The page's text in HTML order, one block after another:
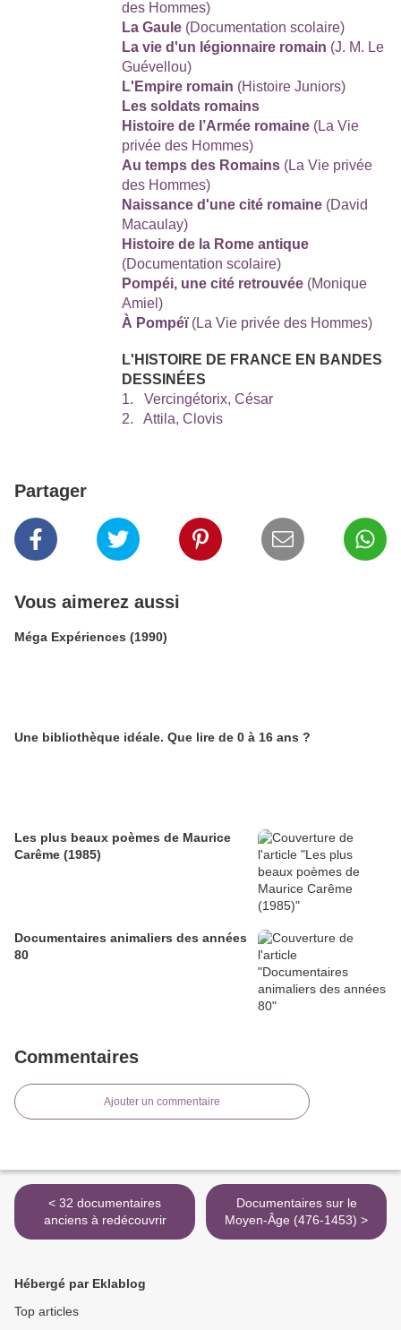
des Hommes)
La Gaule (Documentation scolaire)
La vie d'un légionnaire romain (J. M. Le
Guévellou)
L'Empire romain (Histoire Juniors)
Les soldats romains
Histoire de l’Armée romaine (La Vie
privée des Hommes)
Au temps des Romains (La Vie privée
des Hommes)
Naissance d'une cité romaine (David
Macaulay)
Histoire de la Rome antique
(Documentation scolaire)
Pompéi, une cité retrouvée (Monique
Amiel)
À Pompéï(La Vie privée des Hommes)
L'HISTOIRE DE FRANCE EN BANDES
DESSINÉES
1. Vercingétorix, César
2. Attila, Clovis
Partager
Vous aimerez aussi
Méga Expériences (1990)
Une bibliothèque idéale. Que lire de 0 à 16 ans ?
Les plus beaux poèmes de Maurice
Carême (1985)
Documentaires animaliers des années
80
Commentaires
Ajouter un commentaire
< 32 documentaires
anciens à redécouvrir
Documentaires sur le
Moyen-Âge (476-1453) >
Hébergé par Eklablog
Top articles